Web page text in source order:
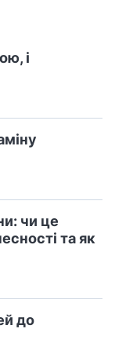
і
чи це
та як
до